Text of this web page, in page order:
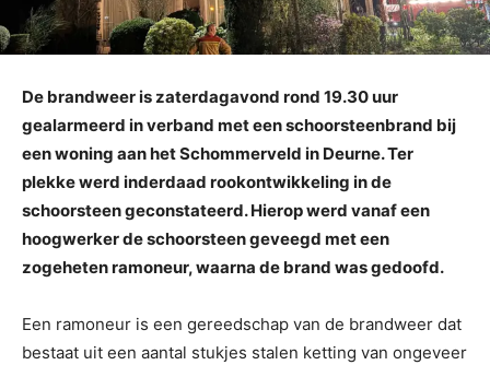
De brandweer is zaterdagavond rond 19.30 uur
gealarmeerd in verband met een schoorsteenbrand bij
een woning aan het Schommerveld in Deurne. Ter
plekke werd inderdaad rookontwikkeling in de
schoorsteen geconstateerd. Hierop werd vanaf een
hoogwerker de schoorsteen geveegd met een
zogeheten ramoneur, waarna de brand was gedoofd.
Een ramoneur is een gereedschap van de brandweer dat
bestaat uit een aantal stukjes stalen ketting van ongeveer